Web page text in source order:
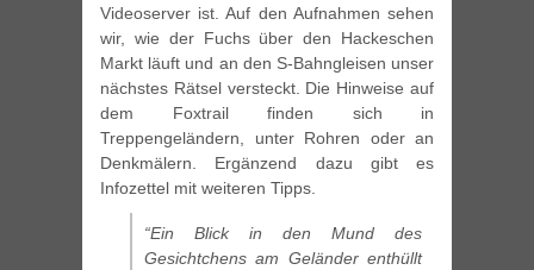
Videoserver ist. Auf den Aufnahmen sehen
wir, wie der Fuchs über den Hackeschen
Markt läuft und an den S-Bahngleisen unser
nächstes Rätsel versteckt. Die Hinweise auf
dem Foxtrail finden sich in
Treppengeländern, unter Rohren oder an
Denkmälern. Ergänzend dazu gibt es
Infozettel mit weiteren Tipps.
“Ein Blick in den Mund des
Gesichtchens am Geländer enthüllt